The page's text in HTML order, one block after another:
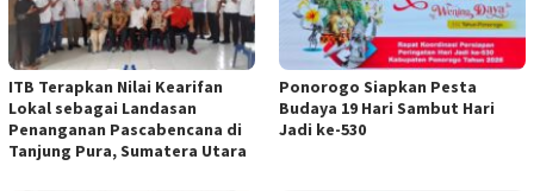
ITB Terapkan Nilai Kearifan
Lokal sebagai Landasan
Penanganan Pascabencana di
Tanjung Pura, Sumatera Utara
Ponorogo Siapkan Pesta
Budaya 19 Hari Sambut Hari
Jadi ke-530